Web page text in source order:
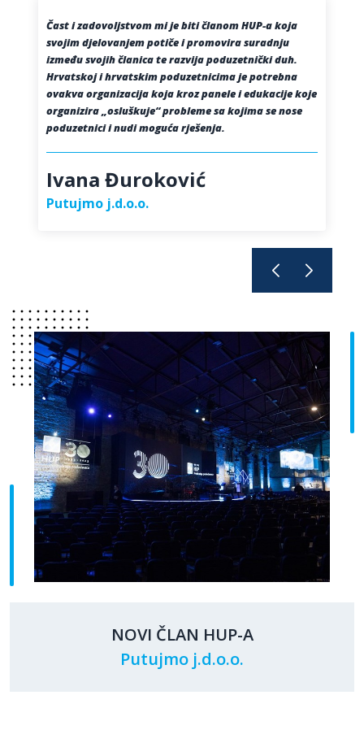
NOVI ČLAN HUP-A
Putujmo j.d.o.o.
Čast i zadovoljstvom mi je biti članom HUP-a koja
svojim djelovanjem potiče i promovira suradnju
između svojih članica te razvija poduzetnički duh.
Hrvatskoj i hrvatskim poduzetnicima je potrebna
ovakva organizacija koja kroz panele i edukacije koje
organizira „osluškuje“ probleme sa kojima se nose
poduzetnici i nudi moguća rješenja.
Ivana Đuroković
Putujmo j.d.o.o.